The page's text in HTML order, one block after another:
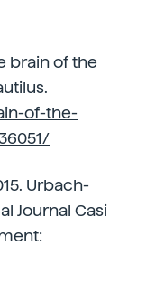
brain of the
of-the-
Urbach-
Journal Casi